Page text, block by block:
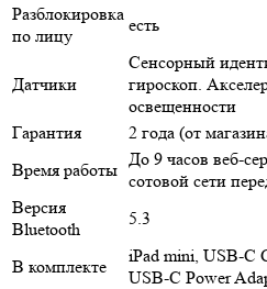
Разблокировка
по лицу
есть
Датчики
Сенсорный
гироскоп.
освещенности
Гарантия
2 года (от
Время работы
До 9 часов веб-
сотовой сети
Версия
Bluetooth
5.3
В комплекте
iPad mini, USB-C
USB-C Power